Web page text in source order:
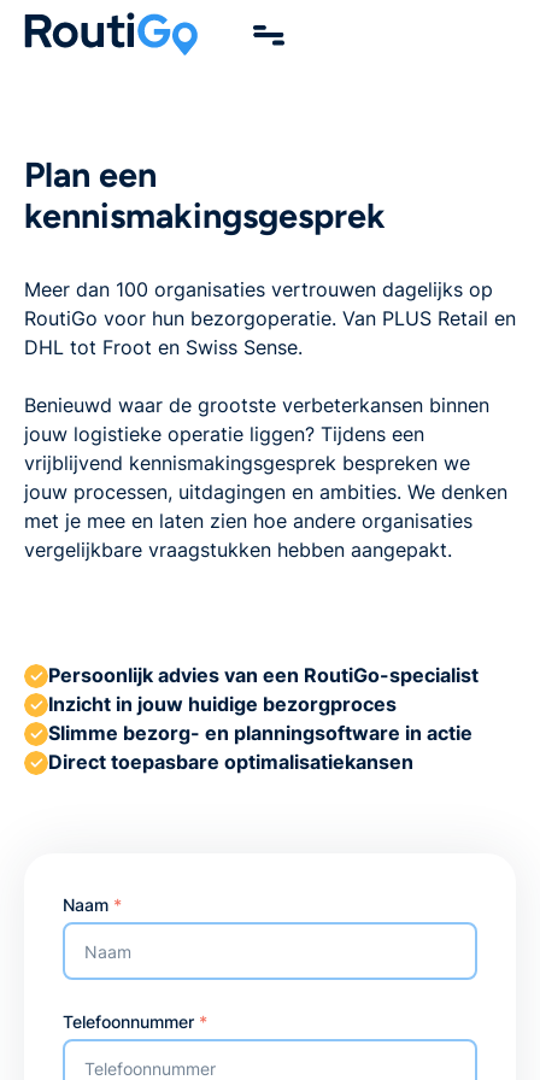
Plan een
kennismakingsgesprek
Meer dan 100 organisaties vertrouwen dagelijks op
RoutiGo voor hun bezorgoperatie. Van PLUS Retail en
DHL tot Froot en Swiss Sense.
Benieuwd waar de grootste verbeterkansen binnen
jouw logistieke operatie liggen? Tijdens een
vrijblijvend kennismakingsgesprek bespreken we
jouw processen, uitdagingen en ambities. We denken
met je mee en laten zien hoe andere organisaties
vergelijkbare vraagstukken hebben aangepakt.
Persoonlijk advies van een RoutiGo-specialist
Inzicht in jouw huidige bezorgproces
Slimme bezorg- en planningsoftware in actie
Direct toepasbare optimalisatiekansen
Naam *
Telefoonnummer *